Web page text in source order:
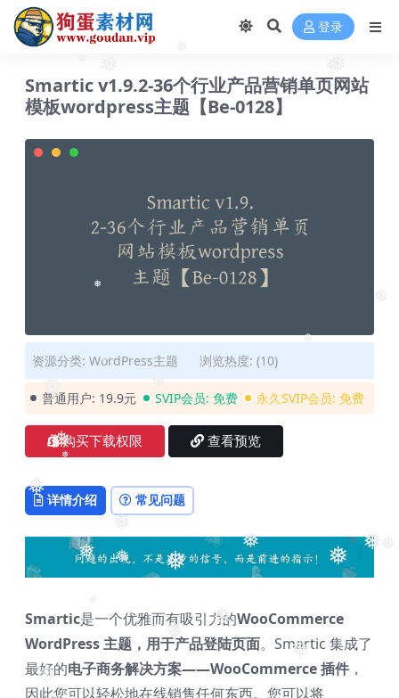
❅
❅ ❅
❅
❅
❅
❅
❅
❅
❅
❅
❅
❅
❅
❅
❅
❅ ❅❅
❅
❅ 登录
Smartic v1.9.2-36个行业产品营销单页网站
模板wordpress主题【Be-0128】
资源分类: WordPress主题 浏览热度: (10)
普通用户: 19.9元 SVIP会员: 免费 永久SVIP会员: 免费
购买下载权限 查看预览
详情介绍 常见问题
Smartic是一个优雅而有吸引力的WooCommerce
WordPress 主题，用于产品登陆页面。Smartic 集成了
最好的电子商务解决方案——WooCommerce 插件 ，
因此您可以轻松地在线销售任何东西。您可以将